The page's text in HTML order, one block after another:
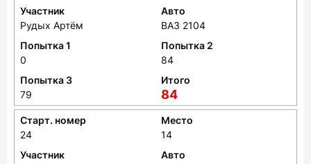
Участник
Рудых Артём
Авто
ВАЗ 2104
Попытка 1
0
Попытка 2
84
Попытка 3
79
Итого
84
Старт. номер
24
Место
14
Участник
Авто